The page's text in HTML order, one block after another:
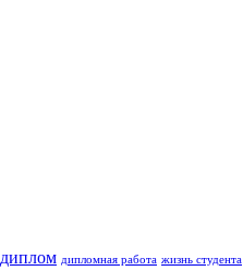
диплом дипломная работа жизнь студента